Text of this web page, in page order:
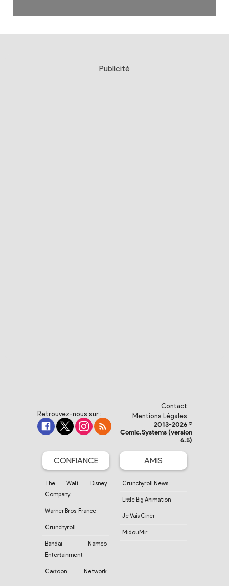
Publicité
Retrouvez-nous sur :
Contact
Mentions Légales
2013-2026 ©
Comic.Systems (version
6.5)
CONFIANCE
The Walt Disney
Company
Warner Bros. France
Crunchyroll
Bandai Namco
Entertainment
Cartoon Network
AMIS
Crunchyroll News
Little Big Animation
Je Vais Ciner
MidouMir